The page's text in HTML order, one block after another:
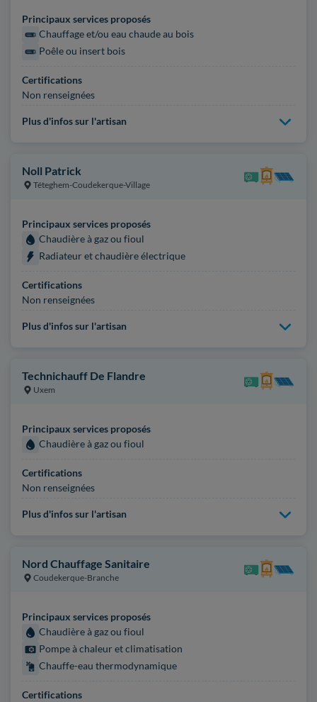
Principaux services proposés
Chauffage et/ou eau chaude au bois
Poêle ou insert bois
Certifications
Non renseignées
Plus d'infos sur l'artisan
Noll Patrick
Téteghem-Coudekerque-Village
Principaux services proposés
Chaudière à gaz ou fioul
Radiateur et chaudière électrique
Certifications
Non renseignées
Plus d'infos sur l'artisan
Technichauff De Flandre
Uxem
Principaux services proposés
Chaudière à gaz ou fioul
Certifications
Non renseignées
Plus d'infos sur l'artisan
Nord Chauffage Sanitaire
Coudekerque-Branche
Principaux services proposés
Chaudière à gaz ou fioul
Pompe à chaleur et climatisation
Chauffe-eau thermodynamique
Certifications